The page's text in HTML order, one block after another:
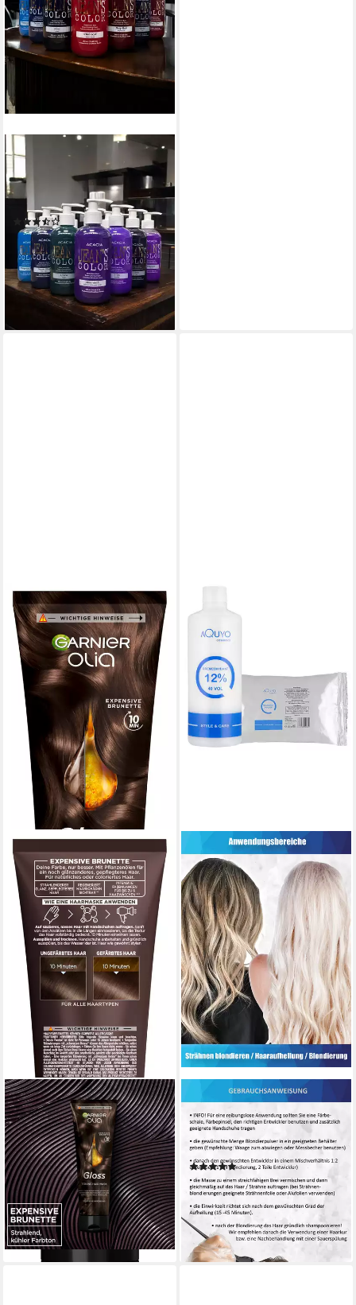
JEANS COLOR
Haarfarbe Semi Permanente
Direktziehende Haarfarbe
250ml
(7)
9,49 € UVP12,99 €
(3,80 €/ 100 ml)
-27%
lieferbar - in 3-4 Werktagen bei dir
+3
GARNIER
Coloration Garnier Olia Gloss
Tinted Hair Mask, für
getöntes Haar, mit Tocopherol
5,99 € UVP6,99 €
(39,93 €/ 1 l)
-14%
lieferbar - in 1-2 Werktagen bei dir
AQUYO COSMETICS
Haarfarbe Blondierpulver
500g + Creme Oxydant
Entwickler 12%, Set
(1)
ab 17,80 €
lieferbar - in 3-4 Werktagen bei dir